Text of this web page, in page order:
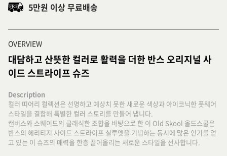
5만원 이상 무료배송
OVERVIEW
대담하고 산뜻한 컬러로 활력을 더한 반스 오리지널 사
이드 스트라이프 슈즈
Description
컬러 띠어리 컬렉션은 선명하고 예상치 못한 새로운 색상과 아이코닉한 풋웨어
스타일을 결합해 특별한 컬러 스토리를 만들어 냅니다.
캔버스와 스웨이드의 클래식한 조합을 바탕으로 한 이 Old Skool 올드스쿨은
반스의 헤리티지 사이드 스트라이프 실루엣을 기념하는 동시에 많은 인기를 얻
고 있는 이 슈즈의 매력을 한층 끌어올리는 새로운 스타일을 선사합니다.